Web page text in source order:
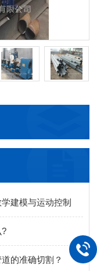
建模与运动控制
?
的准确切割？